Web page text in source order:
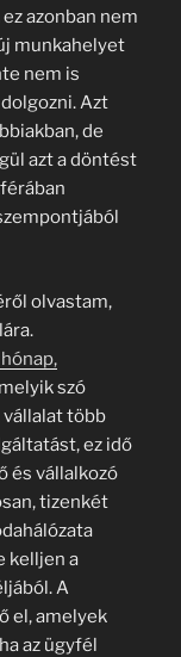
azonban nem
munkahelyet
nem is
Azt
de
azt a döntést
olvastam,
szó
több
ez idő
és vállalkozó
tizenkét
kelljen a
A
el, amelyek
az ügyfél